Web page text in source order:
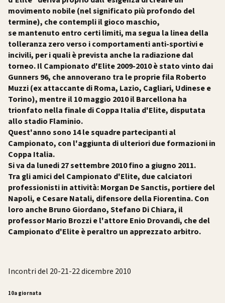
movimento nobile (nel significato più profondo del
termine), che contempli il gioco maschio,
se mantenuto entro certi limiti, ma segua la linea della
tolleranza zero verso i comportamenti anti-sportivi e
incivili, per i quali è prevista anche la radiazione dal
torneo. Il Campionato d'Elite 2009-2010 è stato vinto dai
Gunners 96, che annoverano tra le proprie fila Roberto
Muzzi(ex attaccante di Roma, Lazio, Cagliari, Udinese e
Torino), mentre il 10 maggio 2010 il Barcellona ha
trionfato nella finale di Coppa Italia d'Elite, disputata
allo stadio Flaminio.
Quest'anno sono 14 le squadre partecipanti al
Campionato, con l'aggiunta di ulteriori due formazioni in
Coppa Italia.
Si va da lunedi 27 settembre 2010 fino a giugno 2011.
Tra gli amici del Campionato d'Elite, due calciatori
professionisti in attività:Morgan De Sanctis, portiere del
Napoli, eCesare Natali, difensore della Fiorentina. Con
loro ancheBruno Giordano,Stefano Di Chiara, il
professorMario Brozzie l'attoreEnio Drovandi, che del
Campionato d'Elite è peraltro un apprezzato arbitro.
Incontri del 20-21-22 dicembre 2010
10a giornata